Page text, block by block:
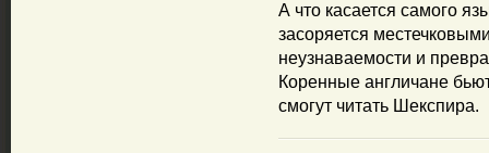
А что касается самого
засоряется
неузнаваемости и
Коренные англичане
смогут читать Шекспира.